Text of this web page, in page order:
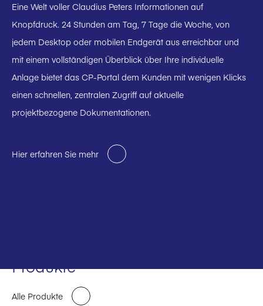
Eine Welt voller Claudius Peters Informationen auf
Knopfdruck. 24 Stunden am Tag, 7 Tage die Woche, von
jedem Desktop oder mobilen Endgerät aus erreichbar und
mit einem vollständigen Überblick über Ihre individuelle
Anlage bietet das CP-Portal dem Kunden mit wenigen Klicks
einen schnellen, zentralen Zugriff auf aktuelle
projektbezogene Dokumentationen.
Hier erfahren Sie mehr
Produkte
Alle Produkte